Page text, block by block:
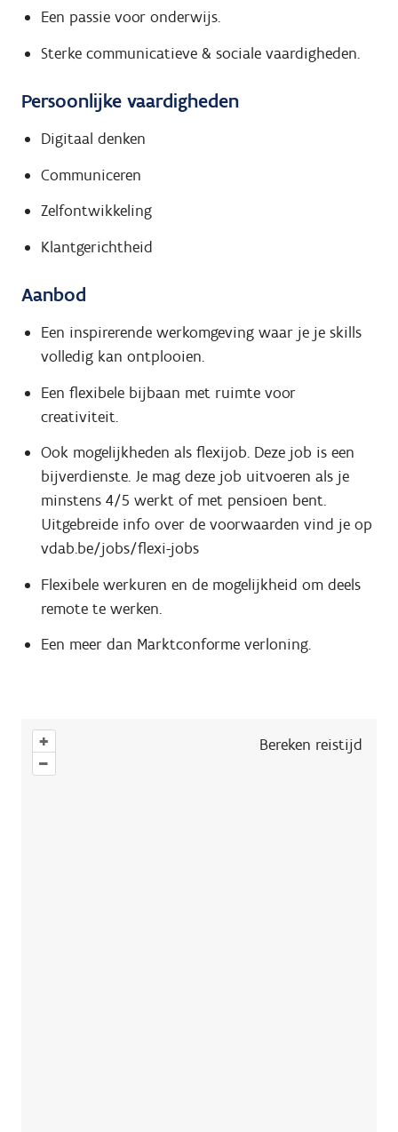
Een passie voor onderwijs.
Sterke communicatieve & sociale vaardigheden.
Persoonlijke vaardigheden
Digitaal denken
Communiceren
Zelfontwikkeling
Klantgerichtheid
Aanbod
Een inspirerende werkomgeving waar je je skills
volledig kan ontplooien.
Een flexibele bijbaan met ruimte voor
creativiteit.
Ook mogelijkheden als flexijob. Deze job is een
bijverdienste. Je mag deze job uitvoeren als je
minstens 4/5 werkt of met pensioen bent.
Uitgebreide info over de voorwaarden vind je op
vdab.be/jobs/flexi-jobs
Flexibele werkuren en de mogelijkheid om deels
remote te werken.
Een meer dan Marktconforme verloning.
+
–
Bereken reistijd